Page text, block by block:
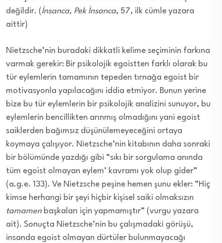
değildir. (İnsanca, Pek İnsanca, 57, ilk cümle yazara
aittir)
Nietzsche’nin buradaki dikkatli kelime seçiminin farkına
varmak gerekir: Bir psikolojik egoistten farklı olarak bu
tür eylemlerin tamamının tepeden tırnağa egoist bir
motivasyonla yapılacağını iddia etmiyor. Bunun yerine
bize bu tür eylemlerin bir psikolojik analizini sunuyor, bu
eylemlerin bencillikten arınmış olmadığını yani egoist
saiklerden bağımsız düşünülemeyeceğini ortaya
koymaya çalışıyor. Nietzsche’nin kitabının daha sonraki
bir bölümünde yazdığı gibi “sıkı bir sorgulama anında
tüm egoist olmayan eylem’ kavramı yok olup gider”
(a.g.e. 133). Ve Nietzsche peşine hemen şunu ekler: “Hiç
kimse herhangi bir şeyi hiçbir kişisel saiki olmaksızın
tamamenbaşkaları için yapmamıştır” (vurgu yazara
ait). Sonuçta Nietzsche’nin bu çalışmadaki görüşü,
insanda egoist olmayan dürtüler bulunmayacağı